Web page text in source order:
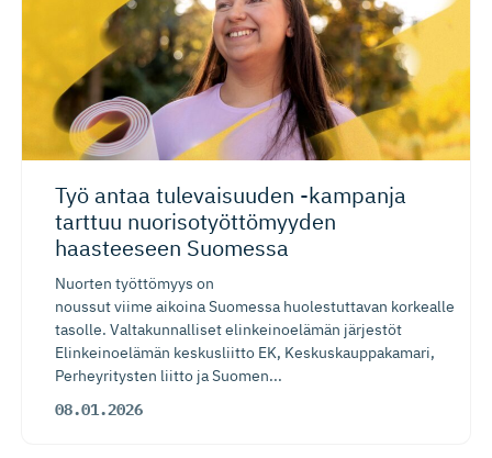
Työ antaa tulevaisuuden -kampanja
tarttuu nuorisotyöt­tö­myyden
haasteeseen Suomessa
Nuorten työttömyys on
noussut viime aikoina Suomessa huolestuttavan korkealle
tasolle. Valtakunnalliset elinkeinoelämän järjestöt
Elinkeinoelämän keskusliitto EK, Keskuskauppakamari,
Perheyritysten liitto ja Suomen...
08.01.2026